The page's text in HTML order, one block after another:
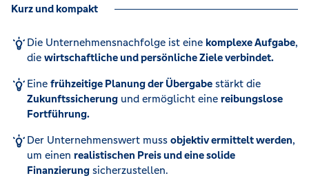
Kurz und kompakt
Die Unternehmensnachfolge ist eine komplexe Aufgabe,
die wirtschaftliche und persönliche Ziele verbindet.
Eine frühzeitige Planung der Übergabestärkt die
Zukunftssicherungund ermöglicht eine reibungslose
Fortführung.
Der Unternehmenswert muss objektiv ermittelt werden,
um einen realistischen Preis und eine solide
Finanzierungsicherzustellen.